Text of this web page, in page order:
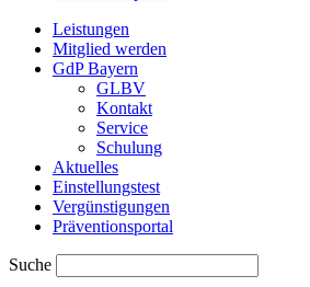
Leistungen
Mitglied werden
GdP Bayern
GLBV
Kontakt
Service
Schulung
Aktuelles
Einstellungstest
Vergünstigungen
Präventionsportal
Suche